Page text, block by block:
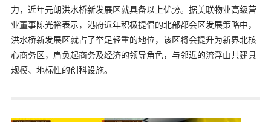
力，近年元朗洪水桥新发展区就具备以上优势。据美联物业高级营
业董事陈光裕表示，港府近年积极提倡的北部都会区发展策略中，
洪水桥新发展区就占了举足轻重的地位，该区将会提升为新界北核
心商务区，肩负起商务及经济的领导角色，与邻近的流浮山共建具
规模、地标性的创科设施。